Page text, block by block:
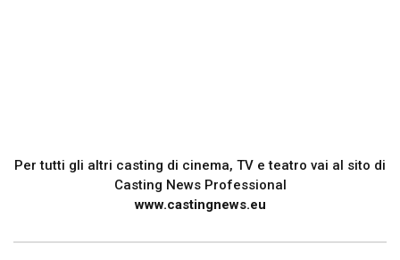
Per tutti gli altri casting di cinema, TV e teatro vai al sito di
Casting News Professional
www.castingnews.eu